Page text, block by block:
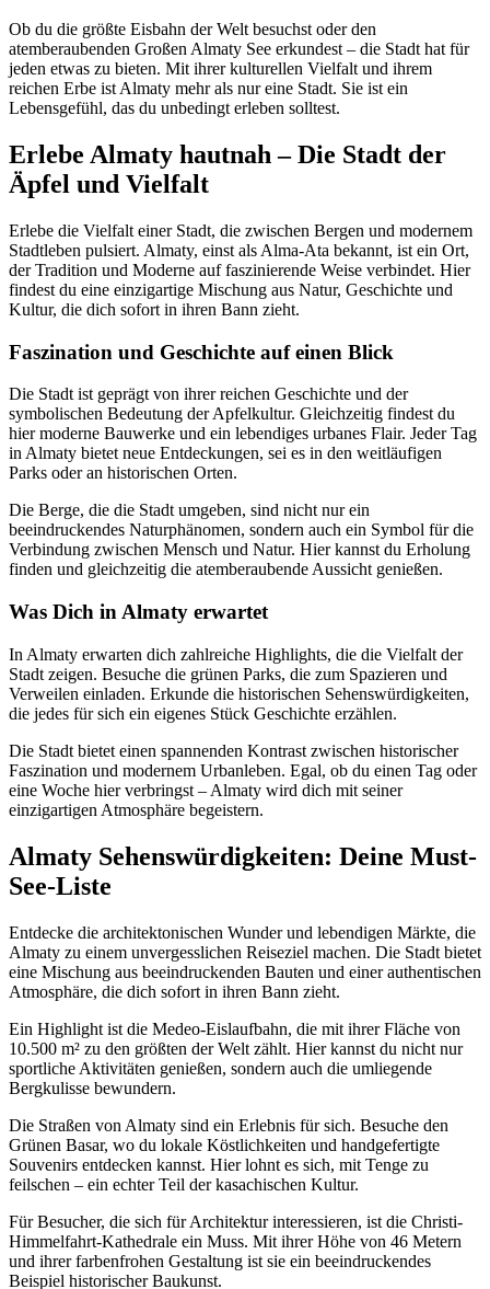
Ob du die größte Eisbahn der Welt besuchst oder den
atemberaubenden Großen Almaty See erkundest – die Stadt hat für
jeden etwas zu bieten. Mit ihrer kulturellen Vielfalt und ihrem
reichen Erbe ist Almaty mehr als nur eine Stadt. Sie ist ein
Lebensgefühl, das du unbedingt erleben solltest.
Erlebe Almaty hautnah – Die Stadt der
Äpfel und Vielfalt
Erlebe die Vielfalt einer Stadt, die zwischen Bergen und modernem
Stadtleben pulsiert. Almaty, einst als Alma-Ata bekannt, ist ein Ort,
der Tradition und Moderne auf faszinierende Weise verbindet. Hier
findest du eine einzigartige Mischung aus Natur, Geschichte und
Kultur, die dich sofort in ihren Bann zieht.
Faszination und Geschichte auf einen Blick
Die Stadt ist geprägt von ihrer reichen Geschichte und der
symbolischen Bedeutung der Apfelkultur. Gleichzeitig findest du
hier moderne Bauwerke und ein lebendiges urbanes Flair. Jeder Tag
in Almaty bietet neue Entdeckungen, sei es in den weitläufigen
Parks oder an historischen Orten.
Die Berge, die die Stadt umgeben, sind nicht nur ein
beeindruckendes Naturphänomen, sondern auch ein Symbol für die
Verbindung zwischen Mensch und Natur. Hier kannst du Erholung
finden und gleichzeitig die atemberaubende Aussicht genießen.
Was Dich in Almaty erwartet
In Almaty erwarten dich zahlreiche Highlights, die die Vielfalt der
Stadt zeigen. Besuche die grünen Parks, die zum Spazieren und
Verweilen einladen. Erkunde die historischen Sehenswürdigkeiten,
die jedes für sich ein eigenes Stück Geschichte erzählen.
Die Stadt bietet einen spannenden Kontrast zwischen historischer
Faszination und modernem Urbanleben. Egal, ob du einen Tag oder
eine Woche hier verbringst – Almaty wird dich mit seiner
einzigartigen Atmosphäre begeistern.
Almaty Sehenswürdigkeiten: Deine Must-
See-Liste
Entdecke die architektonischen Wunder und lebendigen Märkte, die
Almaty zu einem unvergesslichen Reiseziel machen. Die Stadt bietet
eine Mischung aus beeindruckenden Bauten und einer authentischen
Atmosphäre, die dich sofort in ihren Bann zieht.
Ein Highlight ist die Medeo-Eislaufbahn, die mit ihrer Fläche von
10.500 m² zu den größten der Welt zählt. Hier kannst du nicht nur
sportliche Aktivitäten genießen, sondern auch die umliegende
Bergkulisse bewundern.
Die Straßen von Almaty sind ein Erlebnis für sich. Besuche den
Grünen Basar, wo du lokale Köstlichkeiten und handgefertigte
Souvenirs entdecken kannst. Hier lohnt es sich, mit Tenge zu
feilschen – ein echter Teil der kasachischen Kultur.
Für Besucher, die sich für Architektur interessieren, ist die Christi-
Himmelfahrt-Kathedrale ein Muss. Mit ihrer Höhe von 46 Metern
und ihrer farbenfrohen Gestaltung ist sie ein beeindruckendes
Beispiel historischer Baukunst.